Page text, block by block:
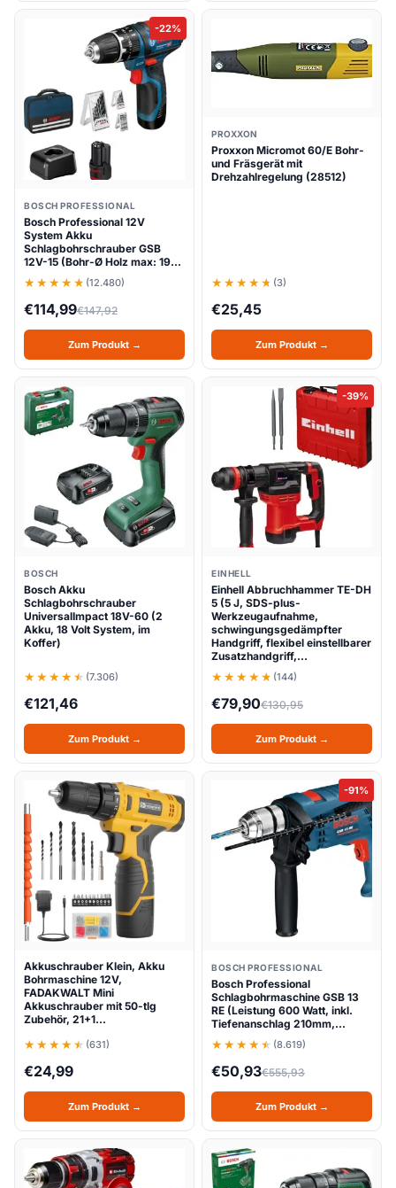
-22%
BOSCH PROFESSIONAL
Bosch Professional 12V
System Akku
Schlagbohrschrauber GSB
12V-15 (Bohr-Ø Holz max: 19…
(12.480)
€114,99€147,92
Zum Produkt →
PROXXON
Proxxon Micromot 60/E Bohr-
und Fräsgerät mit
Drehzahlregelung (28512)
(3)
€25,45
Zum Produkt →
BOSCH
Bosch Akku
Schlagbohrschrauber
UniversalImpact 18V-60 (2
Akku, 18 Volt System, im
Koffer)
(7.306)
€121,46
Zum Produkt →
-39%
EINHELL
Einhell Abbruchhammer TE-DH
5 (5 J, SDS-plus-
Werkzeugaufnahme,
schwingungsgedämpfter
Handgriff, flexibel einstellbarer
Zusatzhandgriff,…
(144)
€79,90€130,95
Zum Produkt →
Akkuschrauber Klein, Akku
Bohrmaschine 12V,
FADAKWALT Mini
Akkuschrauber mit 50-tlg
Zubehör, 21+1…
(631)
€24,99
Zum Produkt →
-91%
BOSCH PROFESSIONAL
Bosch Professional
Schlagbohrmaschine GSB 13
RE (Leistung 600 Watt, inkl.
Tiefenanschlag 210mm,…
(8.619)
€50,93€555,93
Zum Produkt →